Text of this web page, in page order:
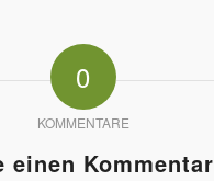
0
KOMMENTARE
einen Kommentar